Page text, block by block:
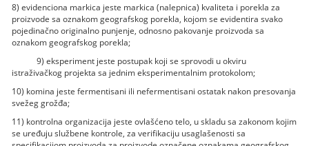
8) evidenciona markica jeste markica (nalepnica) kvaliteta i porekla za
proizvode sa oznakom geografskog porekla, kojom se evidentira svako
pojedinačno originalno punjenje, odnosno pakovanje proizvoda sa
oznakom geografskog porekla;
9) eksperiment jeste postupak koji se sprovodi u okviru
istraživačkog projekta sa jednim eksperimentalnim protokolom;
10) komina jeste fermentisani ili nefermentisani ostatak nakon presovanja
svežeg grožđa;
11) kontrolna organizacija jeste ovlašćeno telo, u skladu sa zakonom kojim
se uređuju službene kontrole, za verifikaciju usaglašenosti sa